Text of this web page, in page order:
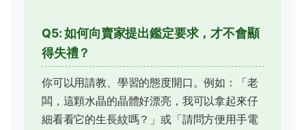
Q5: 如何向賣家提出鑑定要求，才不會顯
得失禮？
你可以用請教、學習的態度開口。例如：「老
闆，這顆水晶的晶體好漂亮，我可以拿起來仔
細看看它的生長紋嗎？」或「請問方便用手電